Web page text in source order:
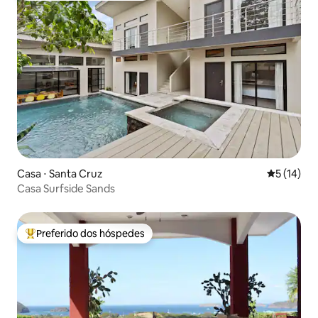
Casa ⋅ Santa Cruz 5 de uma
5 (14)
Casa Surfside Sands
Entre os melhores preferidos dos hóspedes
Preferido dos hóspedes